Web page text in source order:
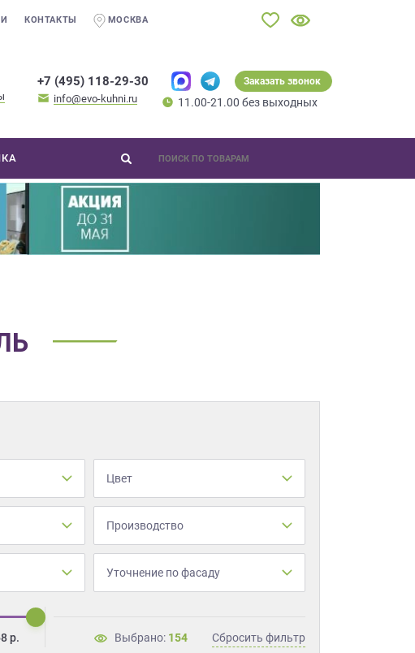
КОНТАКТЫ МОСКВА
+7 (495) 118-29-30
info@evo-kuhni.ru
Заказать звонок
11.00-21.00 без выходных
Цвет
Производство
Уточнение по фасаду
р. Выбрано: 154 Сбросить фильтр